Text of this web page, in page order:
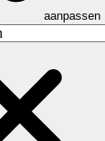
aanpassen